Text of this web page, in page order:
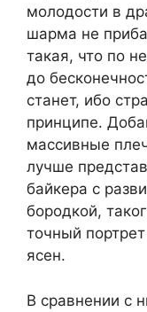
молодости в
шарма не
такая, что по
до
станет, ибо
принципе.
массивные
лучше
байкера с
бородкой,
точный
ясен.
В сравнении с